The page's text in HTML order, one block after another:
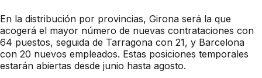
En la distribución por provincias, Girona será la que
acogerá el mayor número de nuevas contrataciones con
64 puestos, seguida de Tarragona con 21, y Barcelona
con 20 nuevos empleados. Estas posiciones temporales
estarán abiertas desde junio hasta agosto.